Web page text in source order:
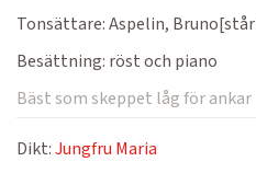
Tonsättare:Aspelin,
Besättning: röst och piano
Bäst som skeppet låg för ankar
Dikt:Jungfru Maria